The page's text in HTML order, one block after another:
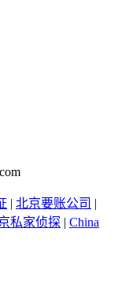
| 北京要账公司 |
私家侦探 | China